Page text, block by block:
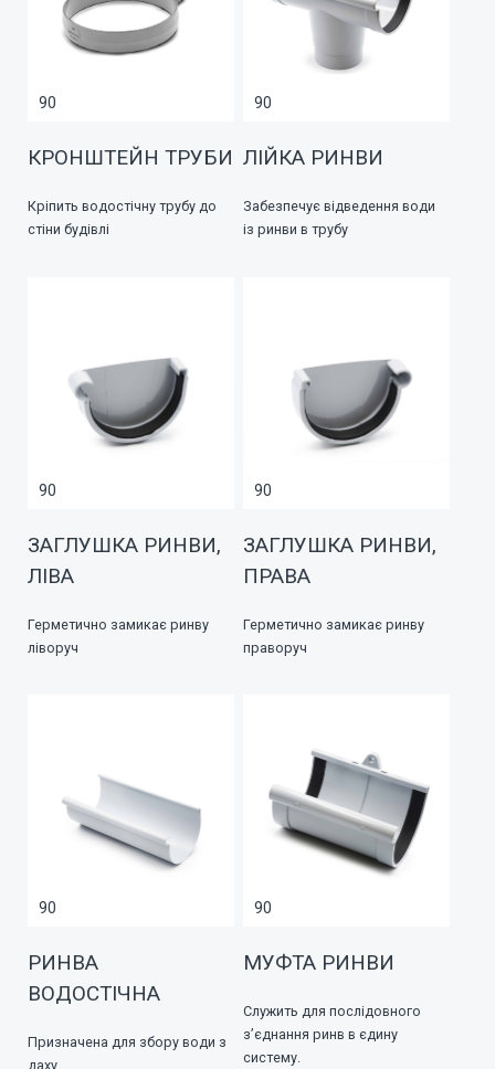
90
КРОНШТЕЙН ТРУБИ
Кріпить водостічну трубу до
стіни будівлі
90
ЛІЙКА РИНВИ
Забезпечує відведення води
із ринви в трубу
90
ЗАГЛУШКА РИНВИ,
ЛІВА
Герметично замикає ринву
ліворуч
90
ЗАГЛУШКА РИНВИ,
ПРАВА
Герметично замикає ринву
праворуч
90
РИНВА
ВОДОСТІЧНА
Призначена для збору води з
даху
90
МУФТА РИНВИ
Служить для послідовного
з’єднання ринв в єдину
систему.